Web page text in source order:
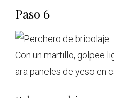
Paso 6
Con un martillo, golpee
ara paneles de yeso en